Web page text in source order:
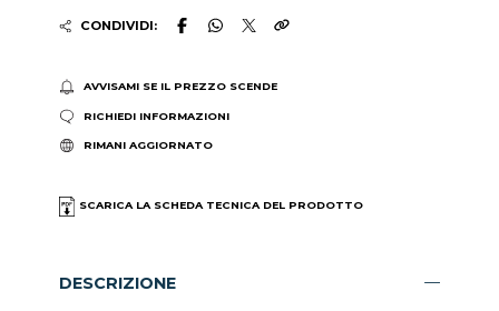
CONDIVIDI:
AVVISAMI SE IL PREZZO SCENDE
RICHIEDI INFORMAZIONI
RIMANI AGGIORNATO
SCARICA LA SCHEDA TECNICA DEL PRODOTTO
DESCRIZIONE